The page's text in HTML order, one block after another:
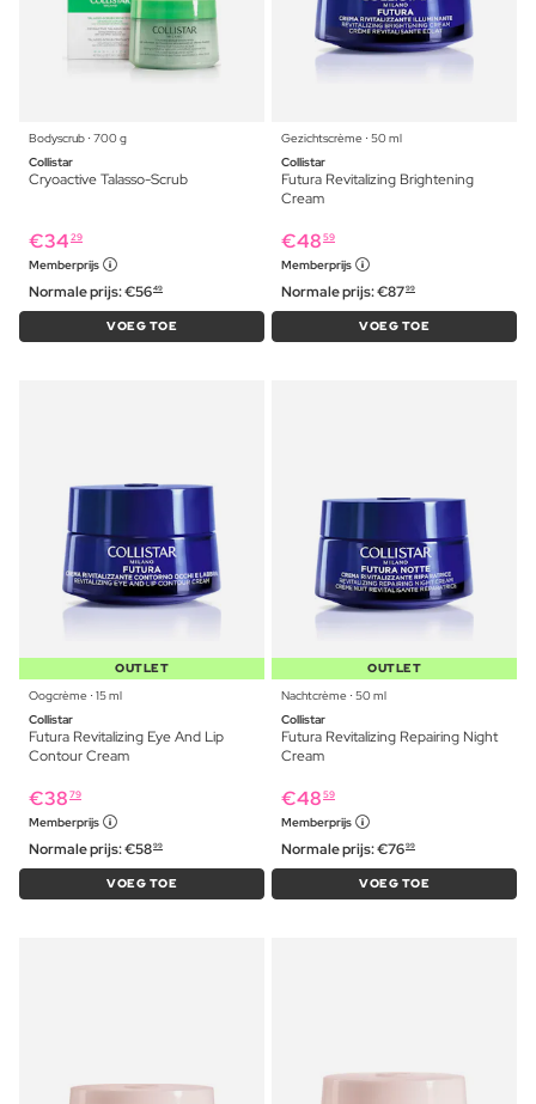
Bodyscrub ⋅ 700 g
Collistar
Cryoactive Talasso-Scrub
€34 29
Memberprijs
Normale prijs:€5649
VOEG TOE
Gezichtscrème ⋅ 50 ml
Collistar
Futura Revitalizing Brightening
Cream
€48 59
Memberprijs
Normale prijs:€8799
VOEG TOE
OUTLET
Oogcrème ⋅ 15 ml
Collistar
Futura Revitalizing Eye And Lip
Contour Cream
€38 79
Memberprijs
Normale prijs:€5899
VOEG TOE
OUTLET
Nachtcrème ⋅ 50 ml
Collistar
Futura Revitalizing Repairing Night
Cream
€48 59
Memberprijs
Normale prijs:€7699
VOEG TOE